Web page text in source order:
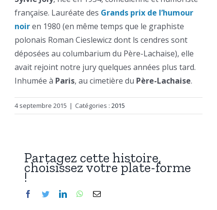
française. Lauréate des Grands prix de l’humour
noiren 1980 (en même temps que le graphiste
polonais Roman Cieslewicz dont ls cendres sont
déposées au columbarium du Père-Lachaise), elle
avait rejoint notre jury quelques années plus tard.
Inhumée à Paris, au cimetière du Père-Lachaise.
4 septembre 2015 | Catégories : 2015
Partagez cette histoire,
choisissez votre plate-forme
!
Facebook
TwitterLinkedInWhatsApp
Email